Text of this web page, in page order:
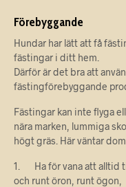
Förebyggande
Hundar har lätt att få
fästingar i ditt hem.
Därför är det bra att
fästingförebyggande
Fästingar kan inte flyga
nära marken, lummiga
högt gräs. Här väntar
1. Ha för vana att alltid
och runt öron, runt ögon,